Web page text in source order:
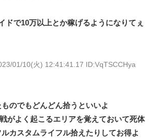
ドで10万以上とか稼げるようになりてぇ
01/10(火) 12:41:41.17 ID:VqTSCCHya
のでもどんどん拾うといいよ
がよく起こるエリアを覚えておいて死体
カスタムライフル拾えたりしてお得よ